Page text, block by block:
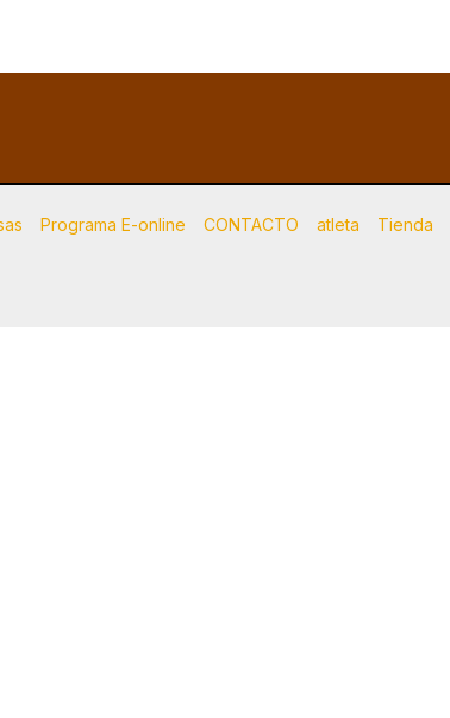
Programa E-online CONTACTO atleta Tienda